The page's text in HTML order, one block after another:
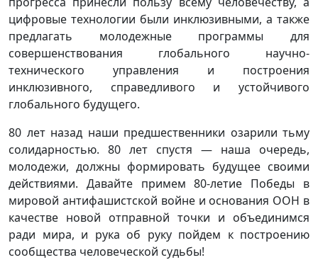
цифровые технологии были инклюзивными, а также
предлагать молодежные программы для
совершенствования глобального научно-
технического управления и построения
инклюзивного, справедливого и устойчивого
глобального будущего.
80 лет назад наши предшественники озарили тьму
солидарностью. 80 лет спустя — наша очередь,
молодежи, должны формировать будущее своими
действиями. Давайте примем 80-летие Победы в
мировой антифашистской войне и основания ООН в
качестве новой отправной точки и объединимся
ради мира, и рука об руку пойдем к построению
сообщества человеческой судьбы!